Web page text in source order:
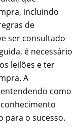
incluindo
de
ser consultado
é necessário
leilões e ter
A
entendendo como
para o sucesso.